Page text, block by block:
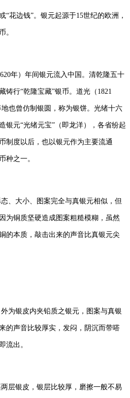
“花边钱”。银元起源于15世纪的欧洲，
。
年）年间银元流入中国。清乾隆五十
铸行“乾隆宝藏”银币。道光（1821
也曾仿制银圆，称为银饼。光绪十六
银元“光绪元宝”（即龙洋），各省纷起
制度以后，也以银元作为主要流通
种之一。
、大小、图案完全与真银元相似，但
为铜质坚硬造成图案粗糙模糊，虽然
的本质，敲击出来的声音比真银元尖
为银皮内夹铅质之银元，图案与真银
的声音比较厚实，发闷，阴沉而带嗒
流出。
层银皮，银层比较厚，磨擦一般不易